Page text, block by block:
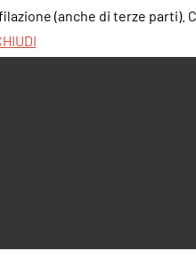
(anche di terze parti).